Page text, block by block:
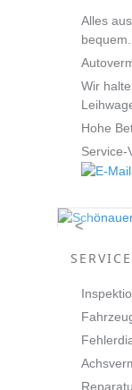
Alles
bequem.
Wir
Hohe
Service-
<